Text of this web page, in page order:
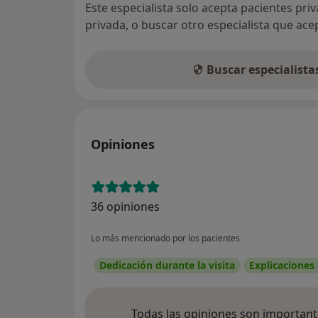
Este especialista solo acepta pacientes
privada, o buscar otro especialista que
Buscar
Opiniones
36 opiniones
Lo más mencionado por los pacientes
Dedicación durante la visita
Todas las opiniones son